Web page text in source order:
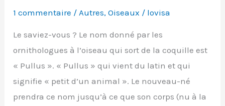
1 commentaire / Autres,Oiseaux / lovisa
Le saviez-vous ? Le nom donné par les
ornithologues à l’oiseau qui sort de la coquille est
« Pullus ». « Pullus » qui vient du latin et qui
signifie « petit d’un animal ». Le nouveau-né
prendra ce nom jusqu’à ce que son corps (nu à la